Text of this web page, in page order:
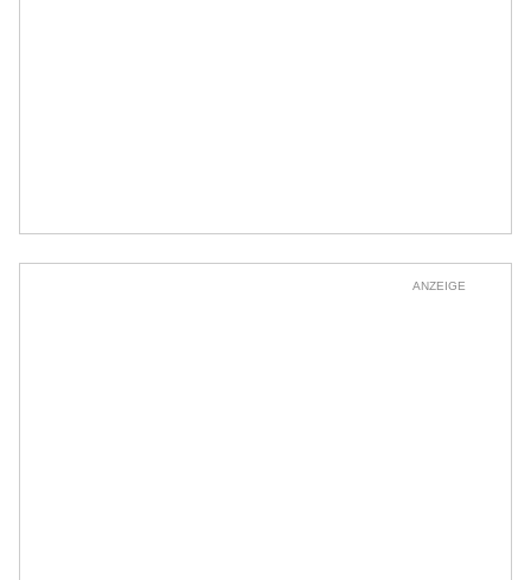
ANZEIGE